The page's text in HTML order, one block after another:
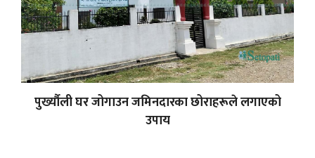
पुर्ख्यौली घर जोगाउन जमिनदारका छोराहरूले लगाएको
उपाय